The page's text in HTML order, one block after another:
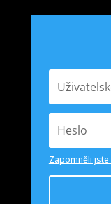
Zapomněli jste